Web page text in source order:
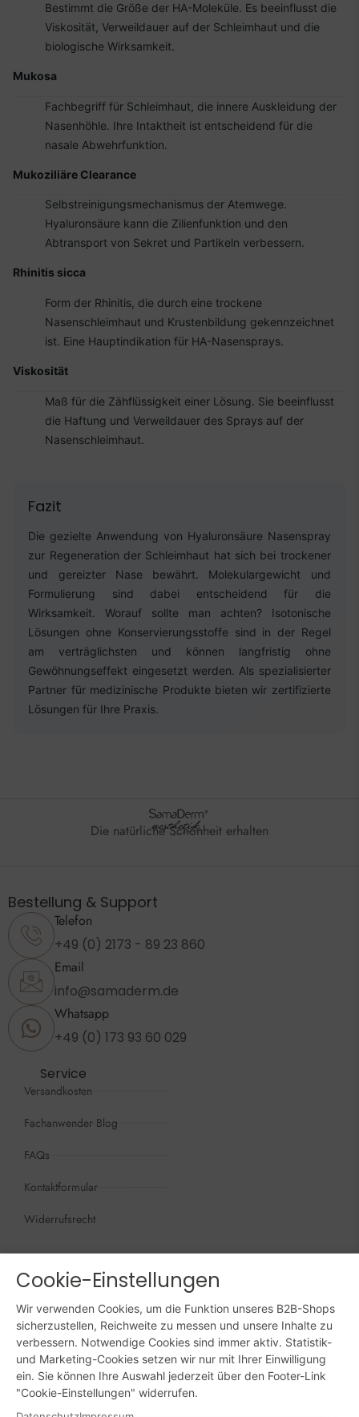
Bestimmt die Größe der HA-Moleküle. Es beeinflusst die
Viskosität, Verweildauer auf der Schleimhaut und die
biologische Wirksamkeit.
Mukosa
Fachbegriff für Schleimhaut, die innere Auskleidung der
Nasenhöhle. Ihre Intaktheit ist entscheidend für die
nasale Abwehrfunktion.
Mukoziliäre Clearance
Selbstreinigungsmechanismus der Atemwege.
Hyaluronsäure kann die Zilienfunktion und den
Abtransport von Sekret und Partikeln verbessern.
Rhinitis sicca
Form der Rhinitis, die durch eine trockene
Nasenschleimhaut und Krustenbildung gekennzeichnet
ist. Eine Hauptindikation für HA-Nasensprays.
Viskosität
Maß für die Zähflüssigkeit einer Lösung. Sie beeinflusst
die Haftung und Verweildauer des Sprays auf der
Nasenschleimhaut.
Fazit
Die gezielte Anwendung von Hyaluronsäure Nasenspray
zur Regeneration der Schleimhaut hat sich bei trockener
und gereizter Nase bewährt. Molekulargewicht und
Formulierung sind dabei entscheidend für die
Wirksamkeit. Worauf sollte man achten? Isotonische
Lösungen ohne Konservierungsstoffe sind in der Regel
am verträglichsten und können langfristig ohne
Gewöhnungseffekt eingesetzt werden. Als spezialisierter
Partner für medizinische Produkte bieten wir zertifizierte
Lösungen für Ihre Praxis.
Die natürliche Schönheit erhalten
Bestellung & Support
Telefon
+49 (0) 2173 - 89 23 860
Email
info@samaderm.de
Whatsapp
+49 (0) 173 93 60 029
Service
Versandkosten
Fachanwender Blog
FAQs
Kontaktformular
Widerrufsrecht
Öffnungszeiten
Wir sind persönlich, für Sie da:
Mo - Do: 09:00 - 16:00 Uhr
Fr: 09:00 - 15:00 Uhr
Sa + So: geschlossen
Online bestellen: 24/7
Cookie-Einstellungen
Wir verwenden Cookies, um die Funktion unseres B2B-Shops
sicherzustellen, Reichweite zu messen und unsere Inhalte zu
verbessern. Notwendige Cookies sind immer aktiv. Statistik-
und Marketing-Cookies setzen wir nur mit Ihrer Einwilligung
ein. Sie können Ihre Auswahl jederzeit über den Footer-Link
"Cookie-Einstellungen" widerrufen.